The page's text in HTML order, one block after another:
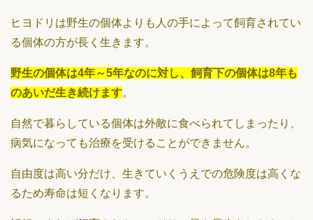
ヒヨドリは野生の個体よりも人の手によって飼育されてい
る個体の方が長く生きます。
野生の個体は4年～5年なのに対し、飼育下の個体は8年も
のあいだ生き続けます。
自然で暮らしている個体は外敵に食べられてしまったり、
病気になっても治療を受けることができません。
自由度は高い分だけ、生きていくうえでの危険度は高くな
るため寿命は短くなります。